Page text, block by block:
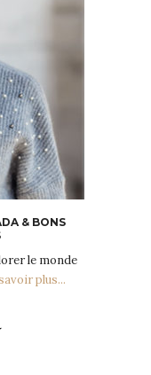
& BONS
le monde
plus...